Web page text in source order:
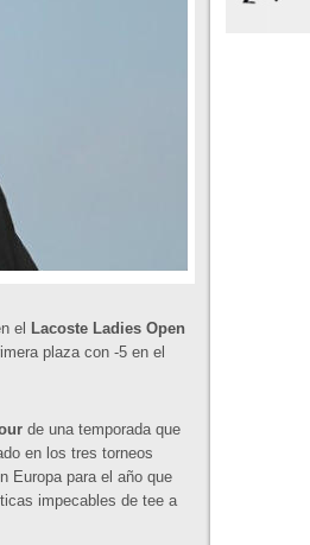
el
Lacoste Ladies Open
plaza con -5 en el
de una temporada que
en los tres torneos
Europa para el año que
impecables de tee a